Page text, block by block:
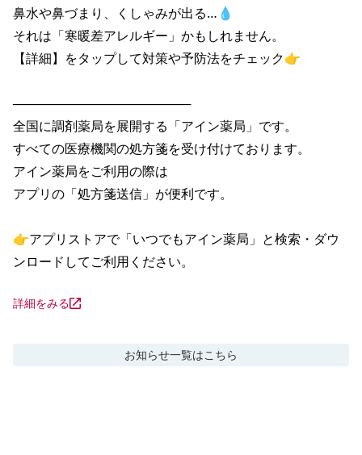
鼻水や鼻づまり、くしゃみが出る…💧
それは「寒暖差アレルギー」かもしれません。
【詳細】をタップして対策や予防法をチェック👉
────────────────────
全国に調剤薬局を展開する「アイン薬局」です。
すべての医療機関の処方箋を受け付けております。
アイン薬局をご利用の際は
アプリの「処方箋送信」が便利です。
👉アプリストアで「いつでもアイン薬局」と検索・ダウ
ンロードしてご利用ください。
詳細をみる
お知らせ一覧はこちら